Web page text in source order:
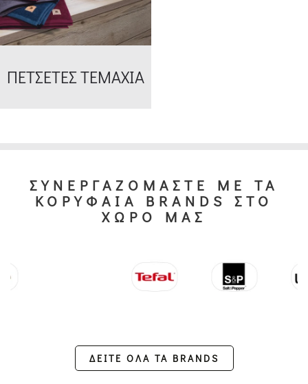
ΠΕΤΣΕΤΕΣ ΤΕΜΑΧΙΑ
ΣΥΝΕΡΓΑΖΟΜΑΣΤΕ ΜΕ ΤΑ
ΚΟΡΥΦΑΙΑ BRANDS ΣΤΟ
ΧΩΡΟ ΜΑΣ
ΔΕΙΤΕ ΟΛΑ ΤΑ BRANDS